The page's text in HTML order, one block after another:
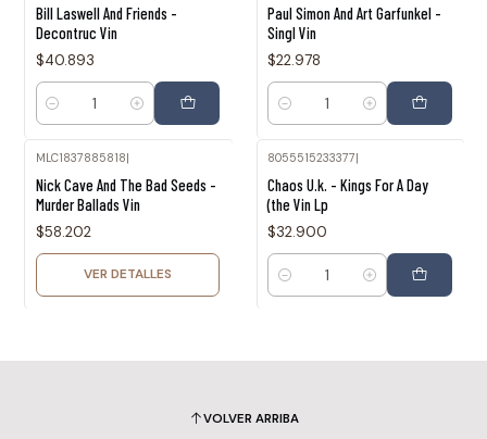
Bill Laswell And Friends -
Decontruc Vin
$40.893
Cantidad
Paul Simon And Art Garfunkel -
Singl Vin
$22.978
Cantidad
MLC1837885818|
Nick Cave And The Bad Seeds -
Murder Ballads Vin
$58.202
VER DETALLES
8055515233377|
Chaos U.k. - Kings For A Day
(the Vin Lp
$32.900
Cantidad
VOLVER ARRIBA